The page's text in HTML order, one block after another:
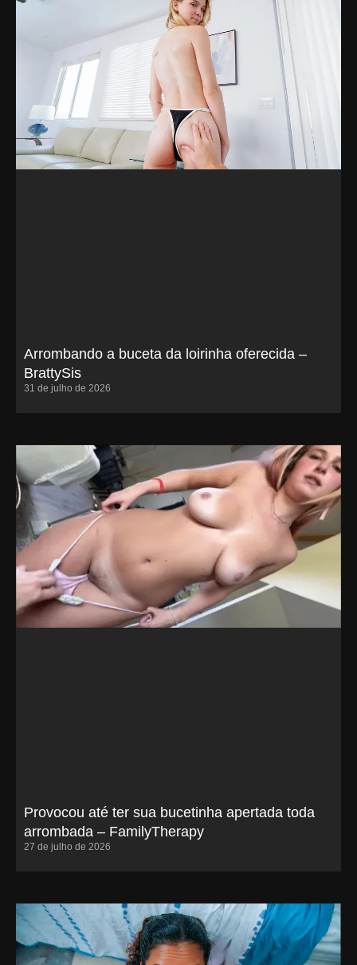
Arrombando a buceta da loirinha oferecida –
BrattySis
31 de julho de 2026
Provocou até ter sua bucetinha apertada toda
arrombada – FamilyTherapy
27 de julho de 2026